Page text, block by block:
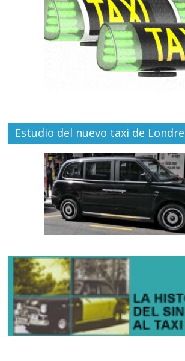
Estudio del nuevo taxi de